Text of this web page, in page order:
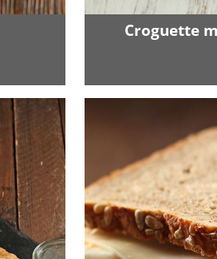
Croguette